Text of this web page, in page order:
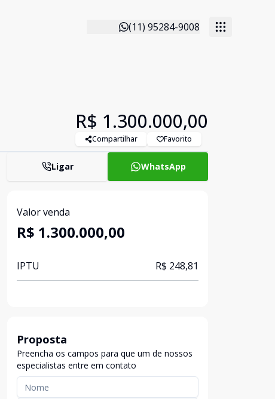
(11) 95284-9008
R$ 1.300.000,00
Compartilhar Favorito
Ligar WhatsApp
Valor venda
R$ 1.300.000,00
IPTU R$ 248,81
Proposta
Preencha os campos para que um de nossos
especialistas entre em contato